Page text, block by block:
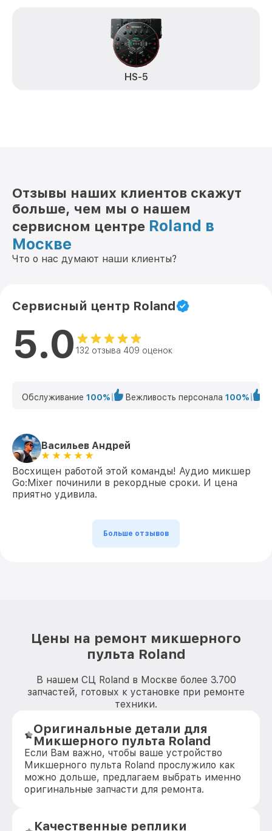
HS-5
Отзывы наших клиентов скажут
больше, чем мы о нашем
сервисном центре Roland в
Москве
Что о нас думают наши клиенты?
Сервисный центр Roland
5.0 132 отзыва 409 оценок
Обслуживание 100% Вежливость персонала 100%
Васильев Андрей
Восхищен работой этой команды! Аудио микшер
Go:Mixer починили в рекордные сроки. И цена
приятно удивила.
Больше отзывов
Цены на ремонт микшерного
пульта Roland
В нашем СЦ Roland в Москве более 3.700
запчастей, готовых к установке при ремонте
техники.
Оригинальные детали для
Микшерного пульта Roland
Если Вам важно, чтобы ваше устройство
Микшерного пульта Roland прослужило как
можно дольше, предлагаем выбрать именно
оригинальные запчасти для ремонта.
Качественные реплики